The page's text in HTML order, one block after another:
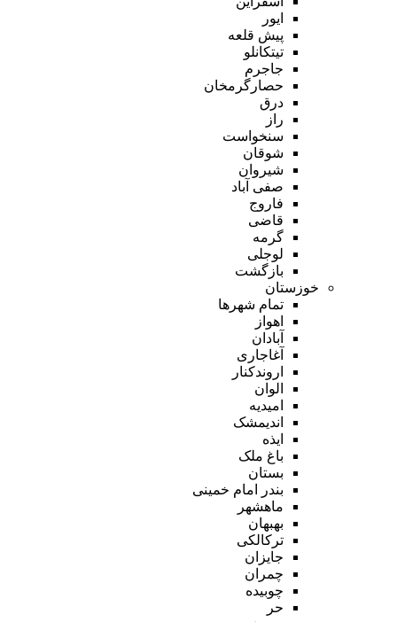
ایور
پیش قلعه
تیتکانلو
جاجرم
حصارگرمخان
درق
راز
سنخواست
شوقان
شیروان
صفی آباد
فاروج
قاضی
گرمه
لوجلی
بازگشت
خوزستان
تمام شهر‌ها
اهواز
آبادان
آغاجاری
اروندکنار
الوان
امیدیه
اندیمشک
ایذه
باغ ملک
بستان
بندر امام خمینی
ماهشهر
بهبهان
ترکالکی
جایزان
چمران
چوبیده
حر